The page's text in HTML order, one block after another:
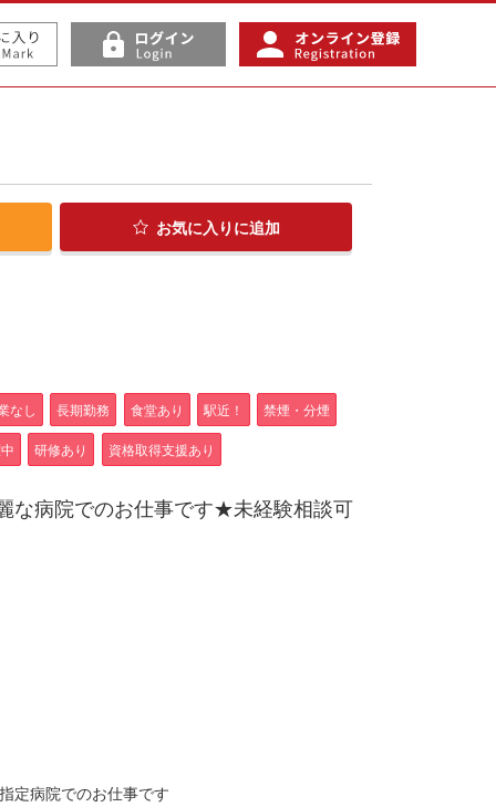
お気に入り に追加
なし 長期勤務 食堂あり 駅近！ 禁煙・分煙
研修あり 資格取得支援あり
な病院でのお仕事です★未経験相談可
定病院でのお仕事です